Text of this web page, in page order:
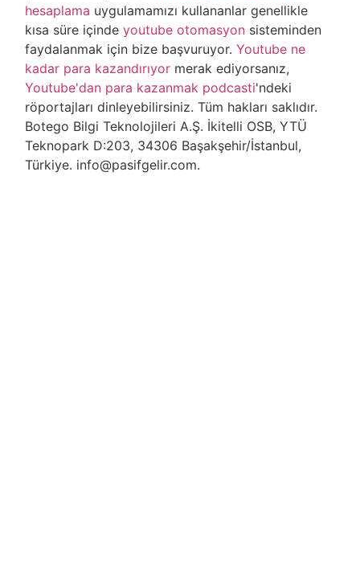
hesaplama uygulamamızı kullananlar genellikle
kısa süre içindeyoutube otomasyon sisteminden
faydalanmak için bize başvuruyor.Youtube ne
kadar para kazandırıyor merak ediyorsanız,
Youtube'dan para kazanmak podcasti'ndeki
röportajları dinleyebilirsiniz. Tüm hakları saklıdır.
Botego Bilgi Teknolojileri A.Ş. İkitelli OSB, YTÜ
Teknopark D:203, 34306 Başakşehir/İstanbul,
Türkiye. info@pasifgelir.com.